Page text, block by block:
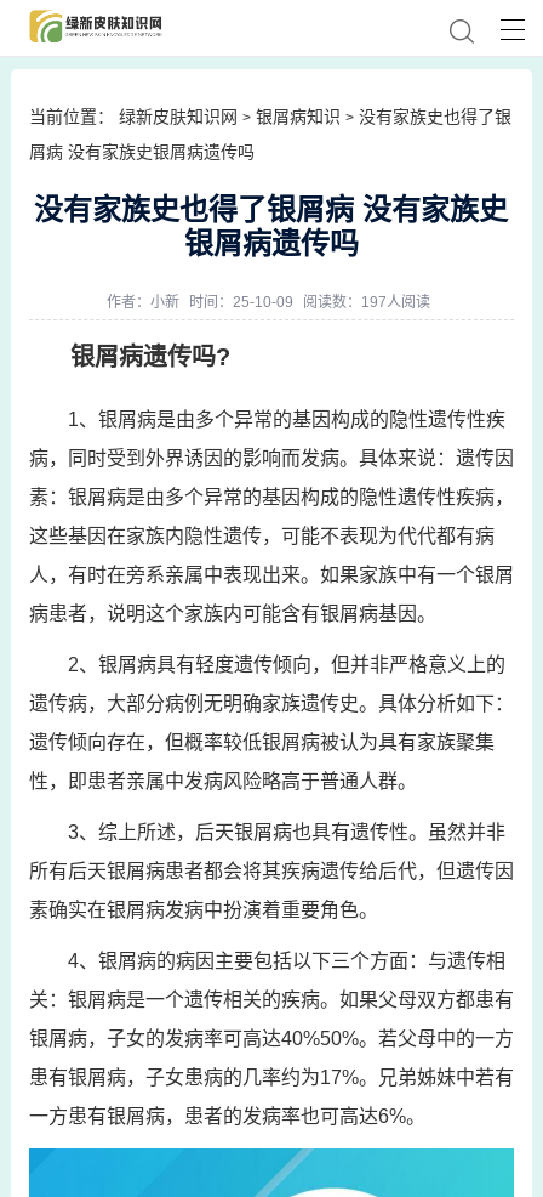
当前位置： 绿新皮肤知识网 > 银屑病知识 > 没有家族史也得了银
屑病 没有家族史银屑病遗传吗
没有家族史也得了银屑病 没有家族史
银屑病遗传吗
作者： 小新 时间：25-10-09 阅读数：197人阅读
银屑病遗传吗?
1、银屑病是由多个异常的基因构成的隐性遗传性疾
病，同时受到外界诱因的影响而发病。具体来说：遗传因
素：银屑病是由多个异常的基因构成的隐性遗传性疾病，
这些基因在家族内隐性遗传，可能不表现为代代都有病
人，有时在旁系亲属中表现出来。如果家族中有一个银屑
病患者，说明这个家族内可能含有银屑病基因。
2、银屑病具有轻度遗传倾向，但并非严格意义上的
遗传病，大部分病例无明确家族遗传史。具体分析如下：
遗传倾向存在，但概率较低银屑病被认为具有家族聚集
性，即患者亲属中发病风险略高于普通人群。
3、综上所述，后天银屑病也具有遗传性。虽然并非
所有后天银屑病患者都会将其疾病遗传给后代，但遗传因
素确实在银屑病发病中扮演着重要角色。
4、银屑病的病因主要包括以下三个方面：与遗传相
关：银屑病是一个遗传相关的疾病。如果父母双方都患有
银屑病，子女的发病率可高达40%50%。若父母中的一方
患有银屑病，子女患病的几率约为17%。兄弟姊妹中若有
一方患有银屑病，患者的发病率也可高达6%。